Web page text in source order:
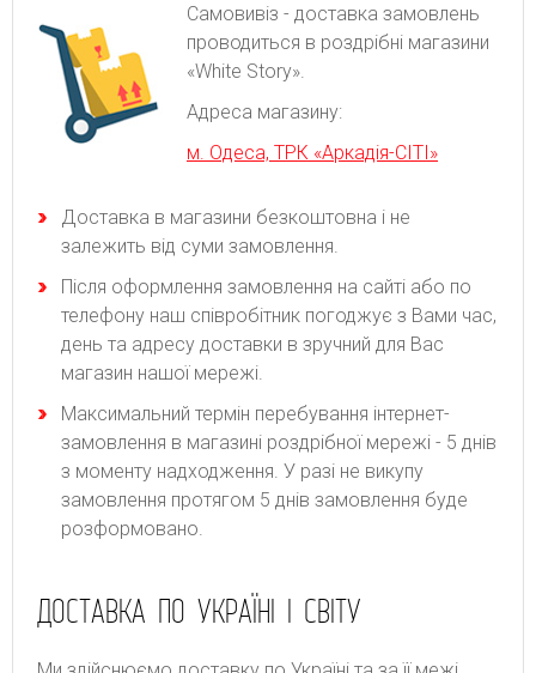
Самовивіз - доставка замовлень
проводиться в роздрібні магазини
«White Story».
Адреса магазину:
м. Одеса, ТРК «Аркадія-СІТІ»
Доставка в магазини безкоштовна і не
залежить від суми замовлення.
Після оформлення замовлення на сайті або по
телефону наш співробітник погоджує з Вами час,
день та адресу доставки в зручний для Вас
магазин нашої мережі.
Максимальний термін перебування інтернет-
замовлення в магазині роздрібної мережі - 5 днів
з моменту надходження. У разі не викупу
замовлення протягом 5 днів замовлення буде
розформовано.
ДОСТАВКА ПО УКРАЇНІ І СВІТУ